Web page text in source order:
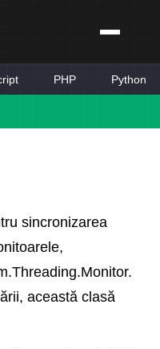
PHP Python
sincronizarea
această clasă